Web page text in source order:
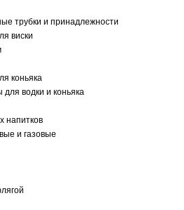
трубки и принадлежности
виски
коньяка
водки и коньяка
напитков
и газовые